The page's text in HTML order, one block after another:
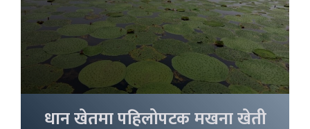
धान खेतमा पहिलोपटक मखना खेती